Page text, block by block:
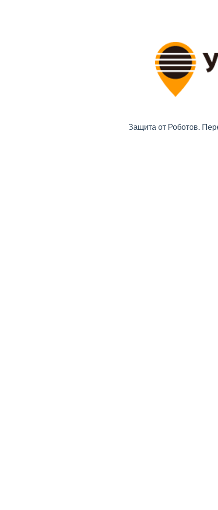
Защита от Роботов.